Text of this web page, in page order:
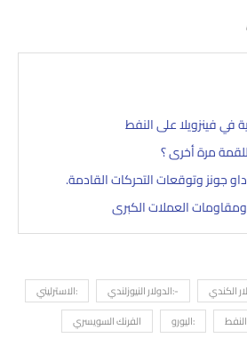
في فينزويلا على النفط
مرة أخرى ؟
جونز وتوقعات التحركات القادمة.
العملات الكبرى
الكندي -:الدولار النيوزلندي
:الاسترليني
:اليورو الفرنك السويسري